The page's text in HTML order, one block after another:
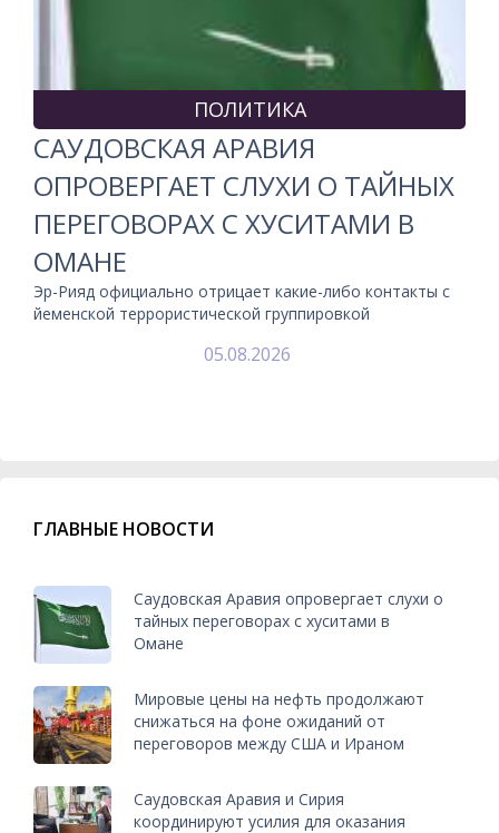
ПОЛИТИКА
САУДОВСКАЯ АРАВИЯ
ОПРОВЕРГАЕТ СЛУХИ О ТАЙНЫХ
ПЕРЕГОВОРАХ С ХУСИТАМИ В
ОМАНЕ
Эр-Рияд официально отрицает какие-либо контакты с
йеменской террористической группировкой
05.08.2026
ГЛАВНЫЕ НОВОСТИ
Саудовская Аравия опровергает слухи о
тайных переговорах с хуситами в
Омане
Мировые цены на нефть продолжают
снижаться на фоне ожиданий от
переговоров между США и Ираном
Саудовская Аравия и Сирия
координируют усилия для оказания